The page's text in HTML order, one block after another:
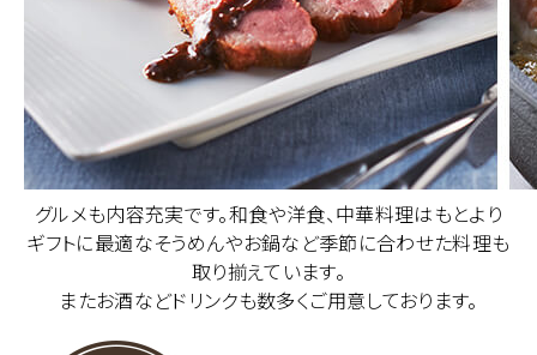
グルメも内容充実です。和食や洋食、中華料理はもとより
ギフトに最適なそうめんやお鍋など季節に合わせた料理も
取り揃えています。
またお酒などドリンクも数多くご用意しております。